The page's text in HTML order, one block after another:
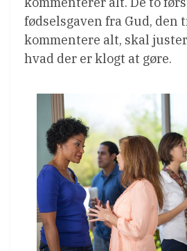
fødselsgaven fra Gud, den
kommentere alt, skal
hvad der er klogt at gøre.